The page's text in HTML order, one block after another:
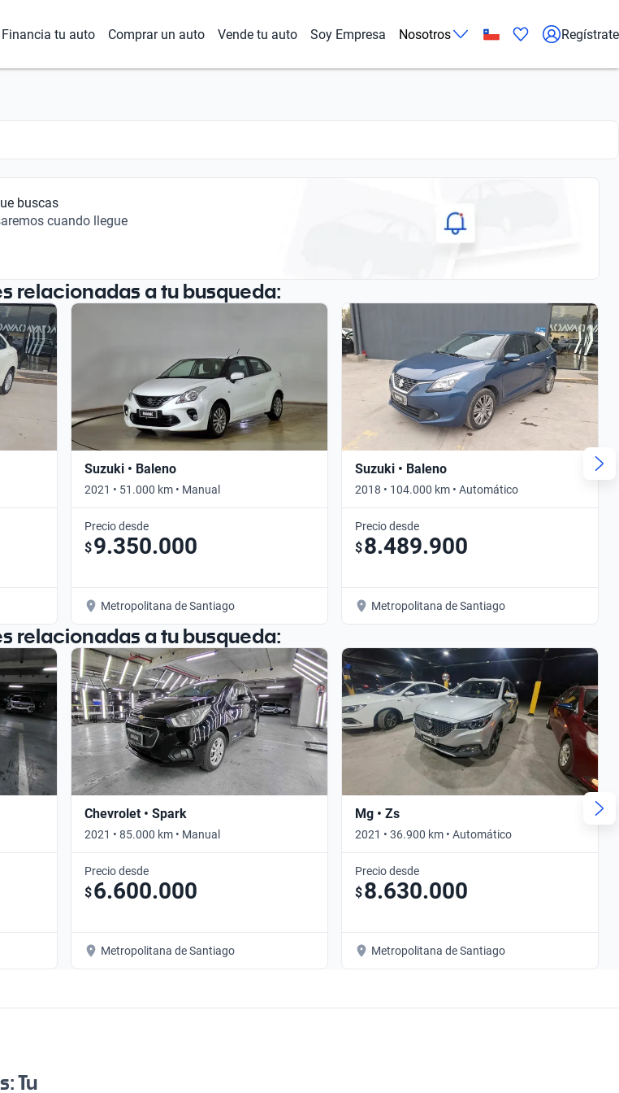
Financia tu auto Comprar un auto Vende tu auto Soy Empresa Nosotros Regístrate
buscas
cuando llegue
relacionadas a tu busqueda:
Suzuki • Baleno
2021 • 51.000 km • Manual
Precio desde
$9.350.000
Metropolitana de Santiago
Suzuki • Baleno
2018 • 104.000 km • Automático
Precio desde
$8.489.900
Metropolitana de Santiago
relacionadas a tu busqueda:
Chevrolet • Spark
2021 • 85.000 km • Manual
Precio desde
$6.600.000
Metropolitana de Santiago
Mg • Zs
2021 • 36.900 km • Automático
Precio desde
$8.630.000
Metropolitana de Santiago
Tu